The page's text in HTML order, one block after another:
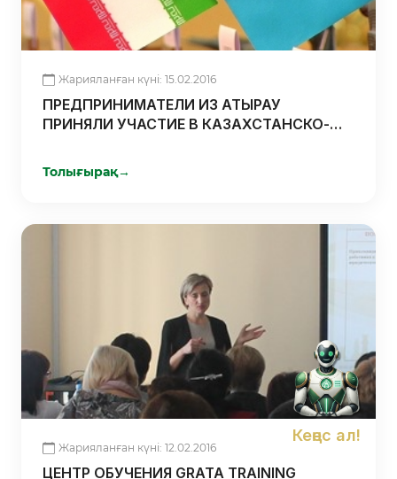
Кеңес ал!
Жарияланған күні: 15.02.2016
ПРЕДПРИНИМАТЕЛИ ИЗ АТЫРАУ
ПРИНЯЛИ УЧАСТИЕ В КАЗАХСТАНСКО-
Толығырақ→
Жарияланған күні: 12.02.2016
ЦЕНТР ОБУЧЕНИЯ GRATA TRAINING